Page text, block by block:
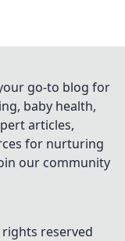
go-to blog for
baby health,
articles,
for nurturing
our community
reserved